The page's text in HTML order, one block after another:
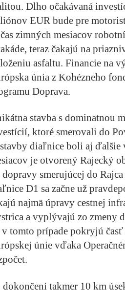
Dlho očakávaná
EUR bude pre
zimných mesiacov
teraz čakajú na
asfaltu. Financie na
únia z Kohézneho
Doprava.
stavba s dominatnou
ktoré smerovali do
diaľnice boli aj ďalšie
je otvorený Rajecký
dopravy smerujúcej do
D1 sa začne už
najmä úpravy cestnej
a vyplývajú zo zmeny
tomto prípade pokryjú
únie vďaka
dokončení takmer 10 km